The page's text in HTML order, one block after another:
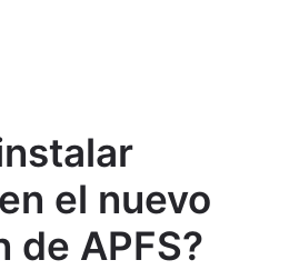
el nuevo
de APFS?